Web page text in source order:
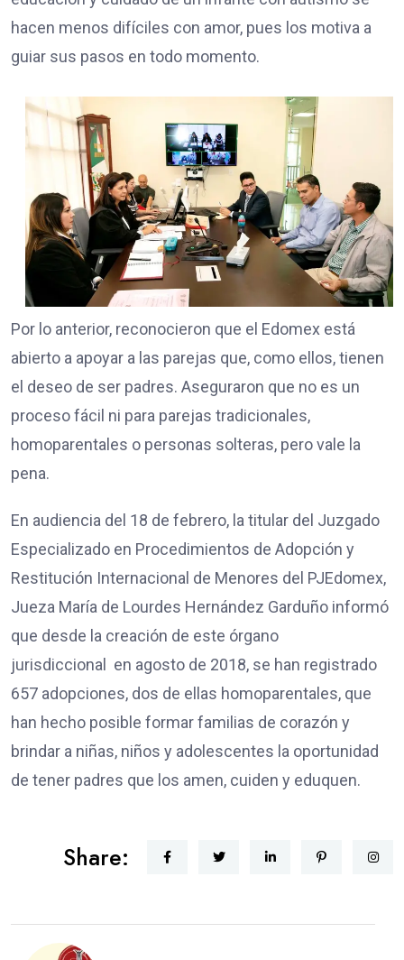
hacen menos difíciles con amor, pues los motiva a
guiar sus pasos en todo momento.
Por lo anterior, reconocieron que el Edomex está
abierto a apoyar a las parejas que, como ellos, tienen
el deseo de ser padres. Aseguraron que no es un
proceso fácil ni para parejas tradicionales,
homoparentales o personas solteras, pero vale la
pena.
En audiencia del 18 de febrero, la titular del Juzgado
Especializado en Procedimientos de Adopción y
Restitución Internacional de Menores del PJEdomex,
Jueza María de Lourdes Hernández Garduño informó
que desde la creación de este órgano
jurisdiccional en agosto de 2018, se han registrado
657 adopciones, dos de ellas homoparentales, que
han hecho posible formar familias de corazón y
brindar a niñas, niños y adolescentes la oportunidad
de tener padres que los amen, cuiden y eduquen.
Share: